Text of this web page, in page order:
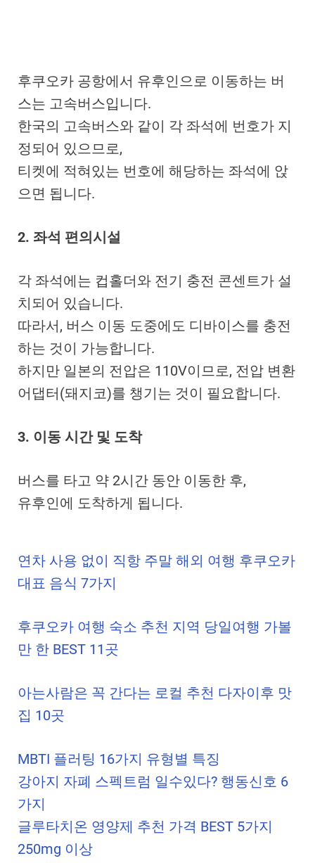
후쿠오카 공항에서 유후인으로 이동하는 버
스는 고속버스입니다.
한국의 고속버스와 같이 각 좌석에 번호가 지
정되어 있으므로,
티켓에 적혀있는 번호에 해당하는 좌석에 앉
으면 됩니다.
2. 좌석 편의시설
각 좌석에는 컵홀더와 전기 충전 콘센트가 설
치되어 있습니다.
따라서, 버스 이동 도중에도 디바이스를 충전
하는 것이 가능합니다.
하지만 일본의 전압은 110V이므로, 전압 변환
어댑터(돼지코)를 챙기는 것이 필요합니다.
3. 이동 시간 및 도착
버스를 타고 약 2시간 동안 이동한 후,
유후인에 도착하게 됩니다.
연차 사용 없이 직항 주말 해외 여행 후쿠오카
대표 음식 7가지
후쿠오카 여행 숙소 추천 지역 당일여행 가볼
만 한 BEST 11곳
아는사람은 꼭 간다는 로컬 추천 다자이후 맛
집 10곳
MBTI 플러팅 16가지 유형별 특징
강아지 자폐 스펙트럼 일수있다? 행동신호 6
가지
글루타치온 영양제 추천 가격 BEST 5가지
250mg 이상